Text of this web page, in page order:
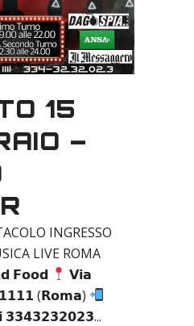
15
–
INGRESSO
LIVE ROMA
𝗙𝗼𝗼𝗱
𝗩𝗶𝗮
(𝗥𝗼𝗺𝗮)
𝟯𝟯𝟰𝟯𝟮𝟯𝟮𝟬𝟮𝟯...